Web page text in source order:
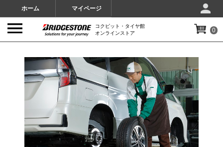
ホーム マイページ
コクピット・タイヤ館
オンラインストア
0